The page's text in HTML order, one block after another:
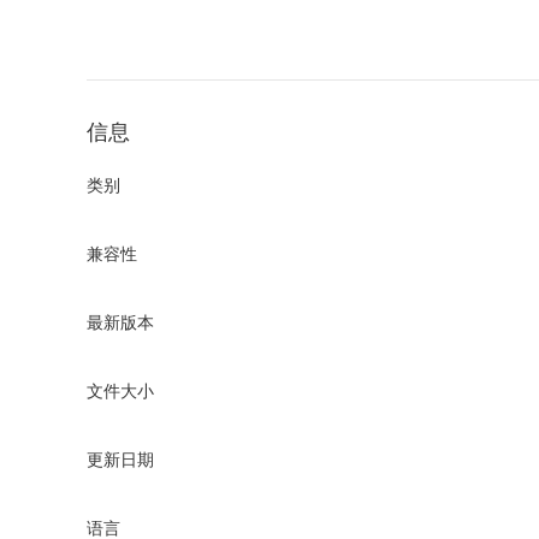
信息
类别
兼容性
最新版本
文件大小
更新日期
语言